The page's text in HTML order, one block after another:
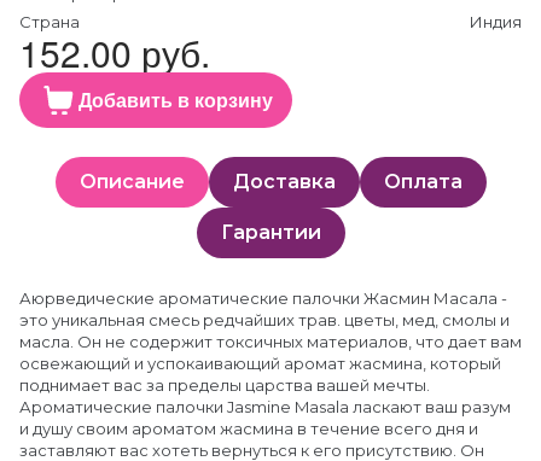
Страна
Индия
152.00 руб.
Добавить в корзину
Описание Доставка Оплата
Гарантии
Аюрведические ароматические палочки Жасмин Масала -
это уникальная смесь редчайших трав. цветы, мед, смолы и
масла. Он не содержит токсичных материалов, что дает вам
освежающий и успокаивающий аромат жасмина, который
поднимает вас за пределы царства вашей мечты.
Ароматические палочки Jasmine Masala ласкают ваш разум
и душу своим ароматом жасмина в течение всего дня и
заставляют вас хотеть вернуться к его присутствию. Он